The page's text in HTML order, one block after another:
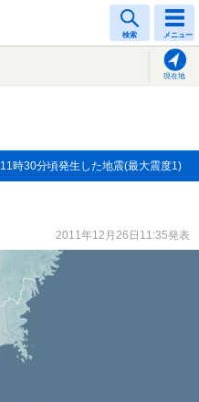
検索 メニュー
現在地
11時30分頃発生した地震(最大震度1)
2011年12月26日11:35発表